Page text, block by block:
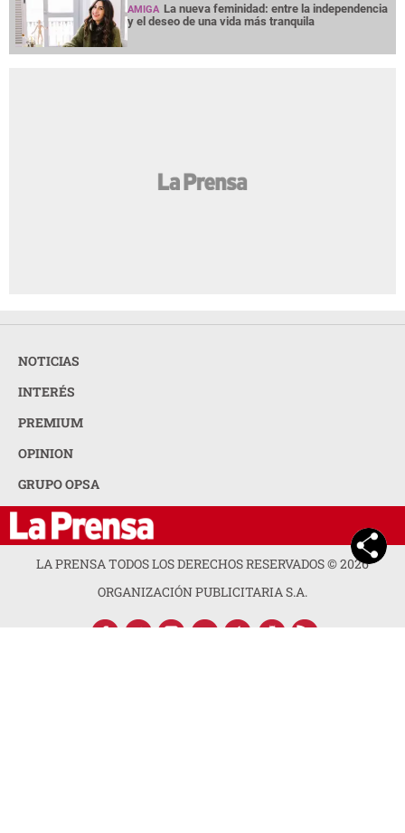
AMIGA La nueva feminidad: entre la independencia
y el deseo de una vida más tranquila
NOTICIAS
INTERÉS
PREMIUM
OPINION
GRUPO OPSA
LA PRENSA TODOS LOS DERECHOS RESERVADOS ©2026
ORGANIZACIÓN PUBLICITARIA S.A.